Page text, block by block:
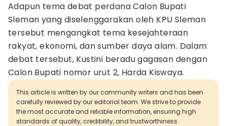
Adapun tema debat perdana Calon Bupati
Sleman yang diselenggarakan oleh KPU Sleman
tersebut mengangkat tema kesejahteraan
rakyat, ekonomi, dan sumber daya alam. Dalam
debat tersebut, Kustini beradu gagasan dengan
Calon Bupati nomor urut 2, Harda Kiswaya.
This article is written by our community writers and has been
carefully reviewed by our editorial team. We strive to provide
the most accurate and reliable information, ensuring high
standards of quality, credibility, and trustworthiness.